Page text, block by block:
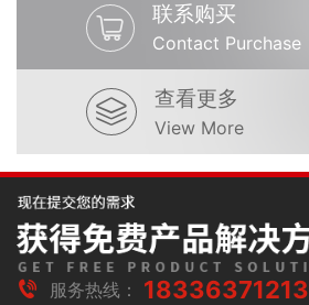
联系购买
Contact Purchase
查看更多
View More
服务热线： 18336371213